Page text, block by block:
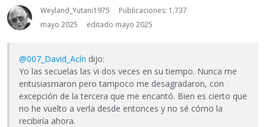
Weyland_Yutani1975
Publicaciones: 1,737
mayo 2025
editado mayo 2025
@007_David_Acín dijo:
Yo las secuelas las vi dos veces en su tiempo. Nunca me
entusiasmaron pero tampoco me desagradaron, con
excepción de la tercera que me encantó. Bien es cierto que
no he vuelto a verla desde entonces y no sé cómo la
recibiría ahora.